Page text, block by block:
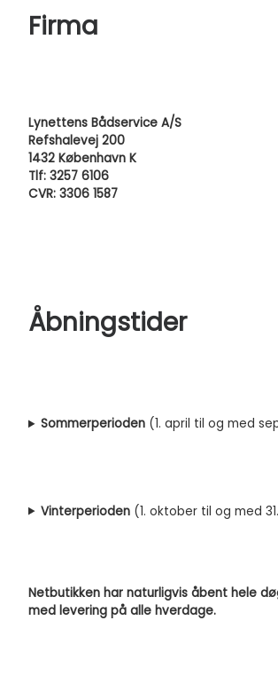
Firma
Lynettens Bådservice A/S
Refshalevej 200
1432 København K
Tlf: 3257 6106
CVR: 3306 1587
Åbningstider
Sommerperioden (1. april til og med
Vinterperioden (1. oktober til og med
Netbutikken har naturligvis åbent hele
med levering på alle hverdage.